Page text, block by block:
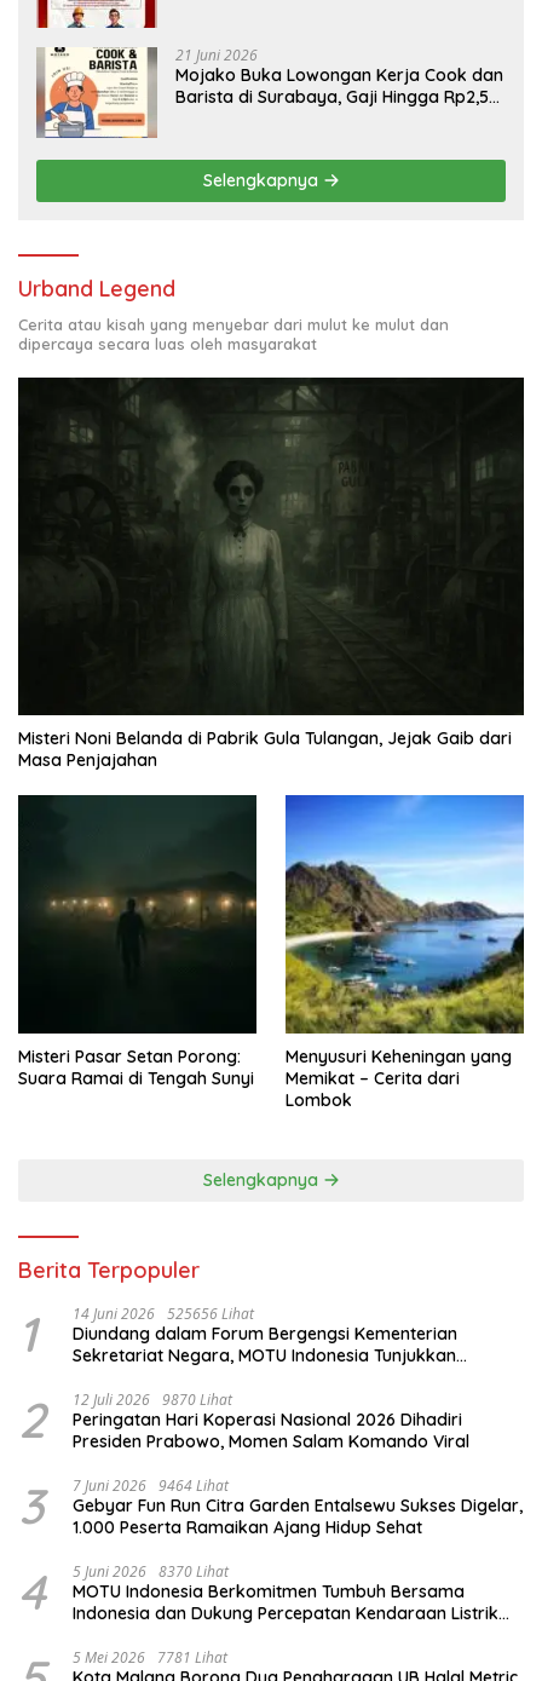
21 Juni 2026
Mojako Buka Lowongan Kerja Cook dan
Barista di Surabaya, Gaji Hingga Rp2,5
Selengkapnya
Urband Legend
Cerita atau kisah yang menyebar dari mulut ke mulut dan
dipercaya secara luas oleh masyarakat
Misteri Noni Belanda di Pabrik Gula Tulangan, Jejak Gaib dari
Masa Penjajahan
Misteri Pasar Setan Porong:
Suara Ramai di Tengah Sunyi
Menyusuri Keheningan yang
Memikat – Cerita dari
Lombok
Selengkapnya
Berita Terpopuler
1 14 Juni 2026 525656 Lihat
Diundang dalam Forum Bergengsi Kementerian
Sekretariat Negara, MOTU Indonesia Tunjukkan
2 12 Juli 2026 9870 Lihat
Peringatan Hari Koperasi Nasional 2026 Dihadiri
Presiden Prabowo, Momen Salam Komando Viral
3 7 Juni 2026 9464 Lihat
Gebyar Fun Run Citra Garden Entalsewu Sukses Digelar,
1.000 Peserta Ramaikan Ajang Hidup Sehat
4 5 Juni 2026 8370 Lihat
MOTU Indonesia Berkomitmen Tumbuh Bersama
Indonesia dan Dukung Percepatan Kendaraan Listrik
5 Mei 2026 7781 Lihat